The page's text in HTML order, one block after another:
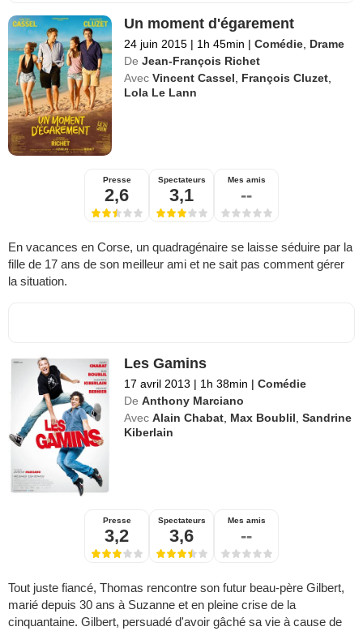
Un moment d'égarement
24 juin 2015 | 1h 45min | Comédie Drame
De Jean-François Richet
Avec Vincent Cassel François Cluzet
Lola Le Lann
Presse
2,6
Spectateurs
3,1
Mes amis
--
En vacances en Corse, un quadragénaire se laisse séduire par la
fille de 17 ans de son meilleur ami et ne sait pas comment gérer
la situation.
Les Gamins
17 avril 2013 | 1h 38min | Comédie
De Anthony Marciano
Avec Alain Chabat, Max Boublil,Sandrine
Kiberlain
Presse
3,2
Spectateurs
3,6
Mes amis
--
Tout juste fiancé, Thomas rencontre son futur beau-père Gilbert,
marié depuis 30 ans à Suzanne et en pleine crise de la
cinquantaine. Gilbert, persuadé d'avoir gâché sa vie à cause de